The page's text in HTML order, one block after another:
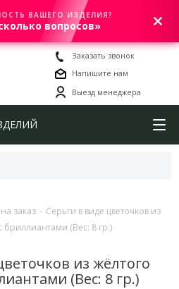
0
Заказать звонок
Напишите нам
Выезд менеджера
заказ - Серьги в виде цветочков из
бриллиантами (Вес: 8 гр.)
из жёлтого
(Вес: 8 гр.)
ВАШЕГО ИЗДЕЛИЯ?
вопросов»